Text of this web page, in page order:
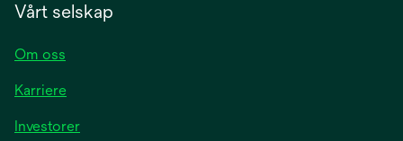
Vårt selskap
Om oss
Karriere
Investoreropens